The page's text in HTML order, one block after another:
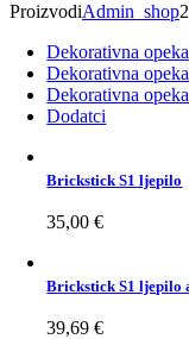
ProizvodiAdmin_shop
Dekorativna opeka
Dekorativna
Dekorativna
Dodatci
Brickstick S1 ljepilo
35,00€
Brickstick S1 ljepilo
39,69€